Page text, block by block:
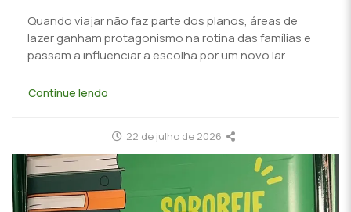
Quando viajar não faz parte dos planos, áreas de
lazer ganham protagonismo na rotina das famílias e
passam a influenciar a escolha por um novo lar
Continue lendo
22 de julho de 2026